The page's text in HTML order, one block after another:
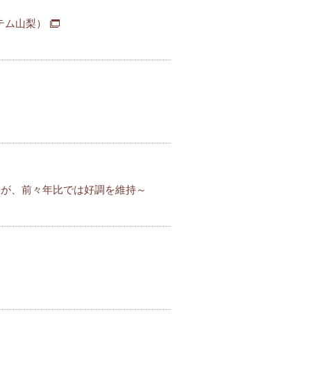
山梨）
、前々年比では好調を維持～